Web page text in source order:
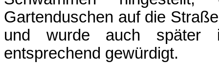
Gartenduschen auf die
und wurde auch später
entsprechend gewürdigt.